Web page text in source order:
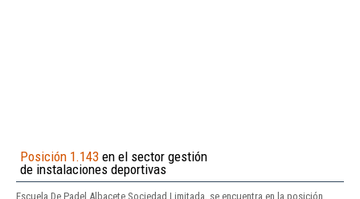
Posición 1.143 en el sector gestión
de instalaciones deportivas
Escuela De Padel Albacete Sociedad Limitada. se encuentra en la posición